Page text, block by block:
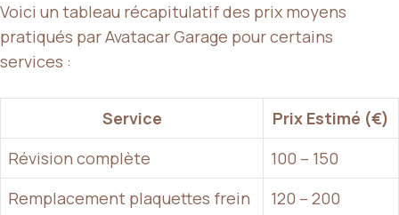
Voici un tableau récapitulatif des prix moyens
pratiqués par Avatacar Garage pour certains
services :
Service
Prix Estimé (€)
Révision complète
100 – 150
Remplacement plaquettes frein
120 – 200